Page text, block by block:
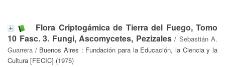
Flora Criptogámica de Tierra del Fuego, Tomo
10 Fasc. 3. Fungi, Ascomycetes, Pezizales/ Sebastián A.
Guarrera / Buenos Aires : Fundación para la Educación, la Ciencia y la
Cultura [FECIC] (1975)